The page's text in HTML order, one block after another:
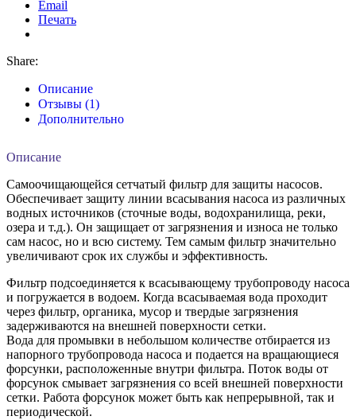
Email
Печать
Share:
Описание
Отзывы (1)
Дополнительно
Описание
Самоочищающейся сетчатый фильтр для защиты насосов.
Обеспечивает защиту линии всасывания насоса из различных
водных источников (сточные воды, водохранилища, реки,
озера и т.д.). Он защищает от загрязнения и износа не только
сам насос, но и всю систему. Тем самым фильтр значительно
увеличивают срок их службы и эффективность.
Фильтр подсоединяется к всасывающему трубопроводу насоса
и погружается в водоем. Когда всасываемая вода проходит
через фильтр, органика, мусор и твердые загрязнения
задерживаются на внешней поверхности сетки.
Вода для промывки в небольшом количестве отбирается из
напорного трубопровода насоса и подается на вращающиеся
форсунки, расположенные внутри фильтра. Поток воды от
форсунок смывает загрязнения со всей внешней поверхности
сетки. Работа форсунок может быть как непрерывной, так и
периодической.